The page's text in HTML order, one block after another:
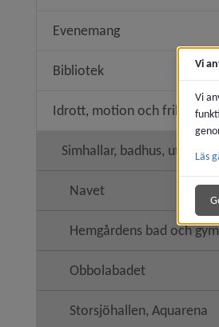
Evenemang
Bibliotek
Idrott, motion och friluftsliv
Simhallar, badhus,
Navet
Hemgårdens bad och gym
Obbolabadet
Storsjöhallen, Aquarena
Vi
Vi
Läs